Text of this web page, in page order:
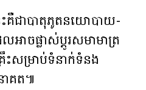
ះគឺជាបាតុភូតនយោបាយ-
ាចផ្លាស់ប្តូរសមាមាត្រ
សម្រាប់ទំនាក់ទំនង
ាគត៕